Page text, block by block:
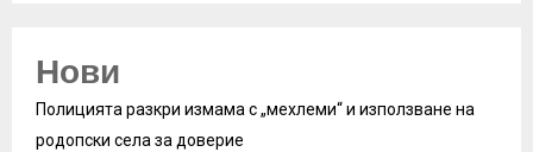
Нови
Полицията разкри измама с „мехлеми“ и използване на
родопски села за доверие